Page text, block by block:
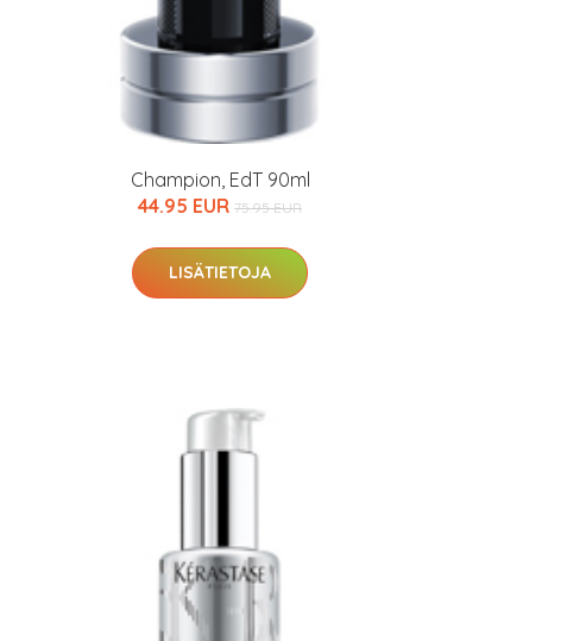
Champion, EdT 90ml
44.95 EUR 75.95 EUR
LISÄTIETOJA